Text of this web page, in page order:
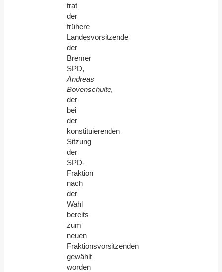
trat
der
frühere
Landesvorsitzende
der
Bremer
SPD,
Andreas
Bovenschulte,
der
bei
der
konstituierenden
Sitzung
der
SPD-
Fraktion
nach
der
Wahl
bereits
zum
neuen
Fraktionsvorsitzenden
gewählt
worden